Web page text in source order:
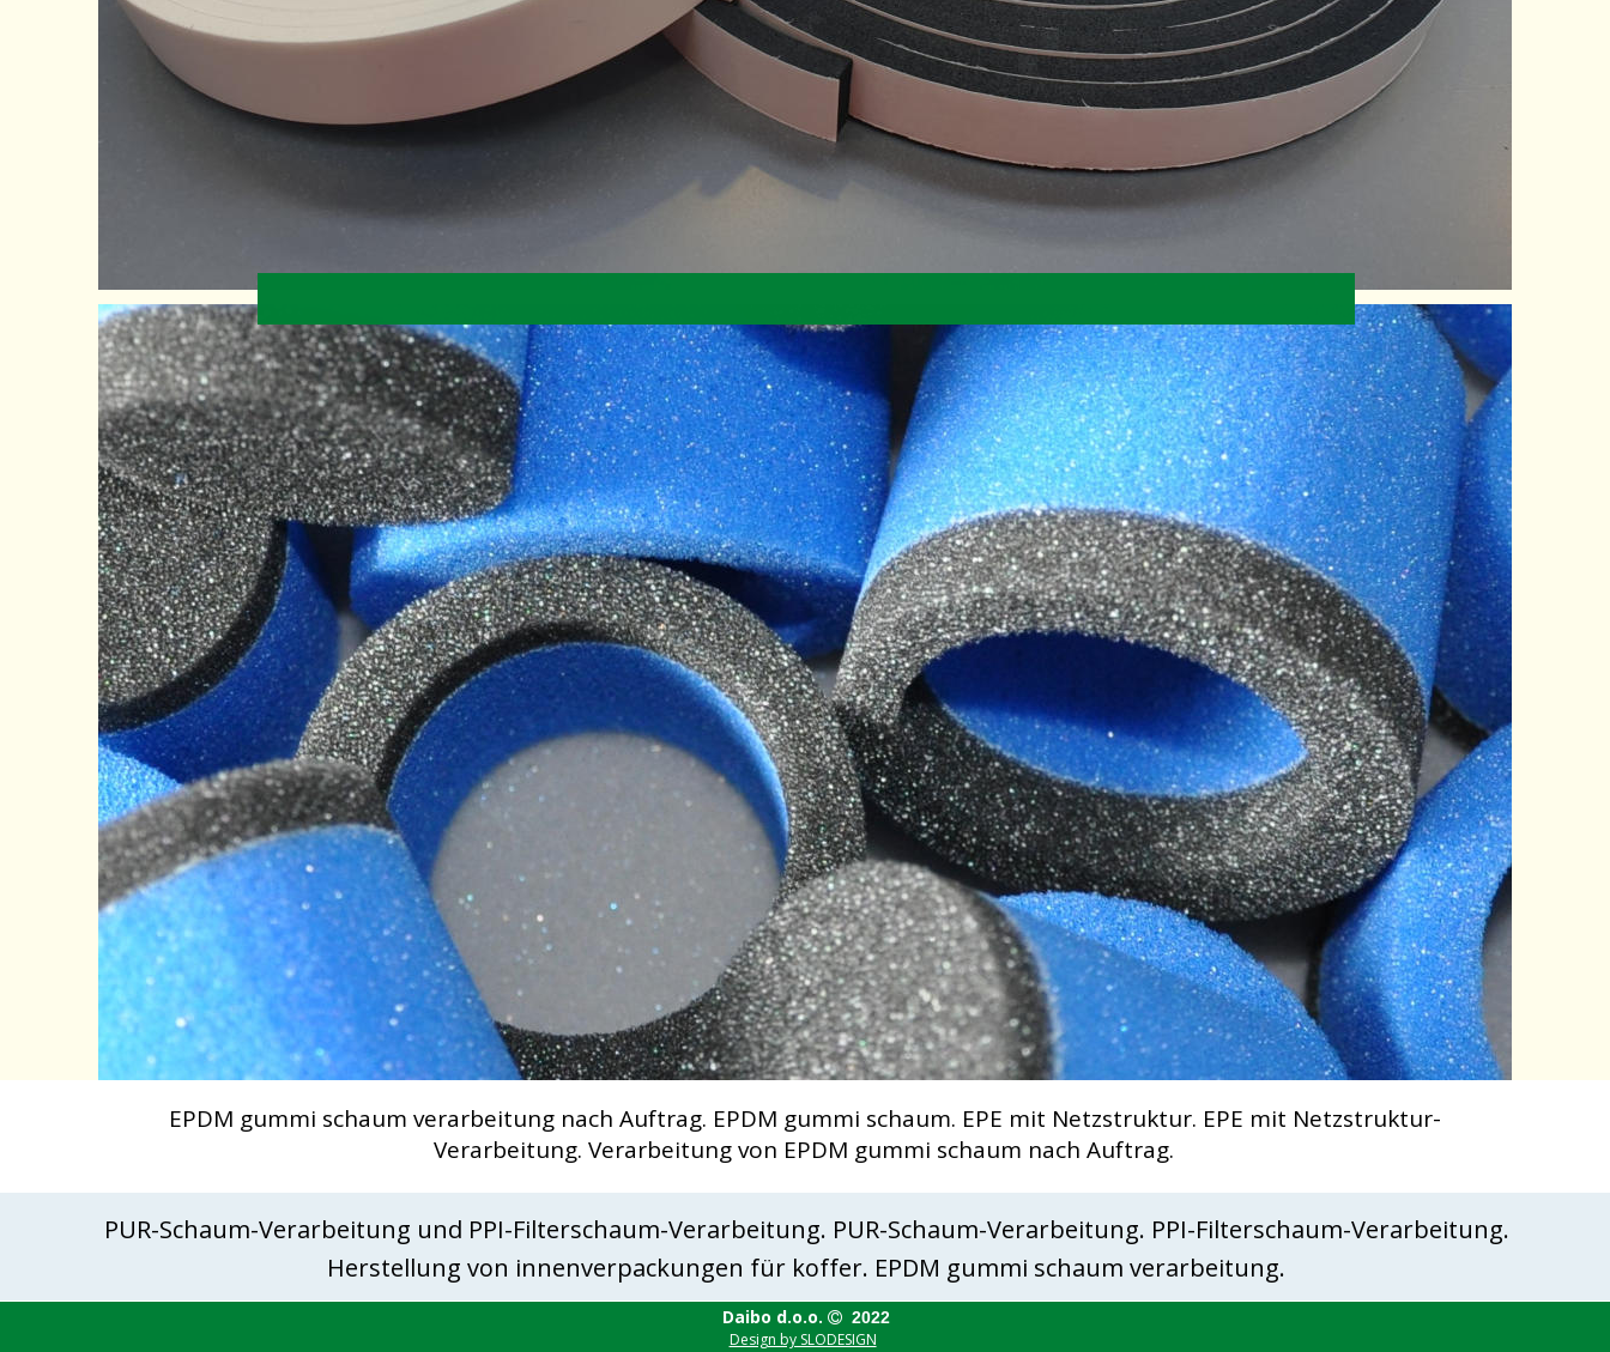
PUR-Schaum-Verarbeitung und PPI-Filterschaum-Verarbeitung. PUR-Schaum-Verarbeitung. PPI-Filterschaum-Verarbeitung.
Herstellung von innenverpackungen für koffer. EPDM gummi schaum verarbeitung.
Daibo d.o.o. 
  2022
Design by SLODESIGN
EPDM gummi schaum verarbeitung nach Auftrag. EPDM gummi schaum. EPE mit Netzstruktur. EPE mit Netzstruktur-
Verarbeitung. Verarbeitung von EPDM gummi schaum nach Auftrag.